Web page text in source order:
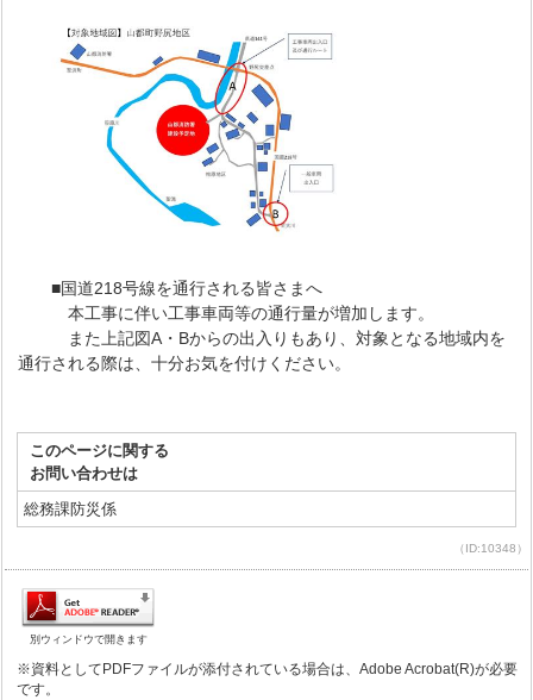
■国道218号線を通行される皆さまへ
本工事に伴い工事車両等の通行量が増加します。
また上記図A・Bからの出入りもあり、対象となる地域内を
通行される際は、十分お気を付けください。
このページに関する
お問い合わせは
総務課防災係
（ID:10348）
別ウィンドウで開きます
※資料としてPDFファイルが添付されている場合は、Adobe Acrobat(R)が必要
です。